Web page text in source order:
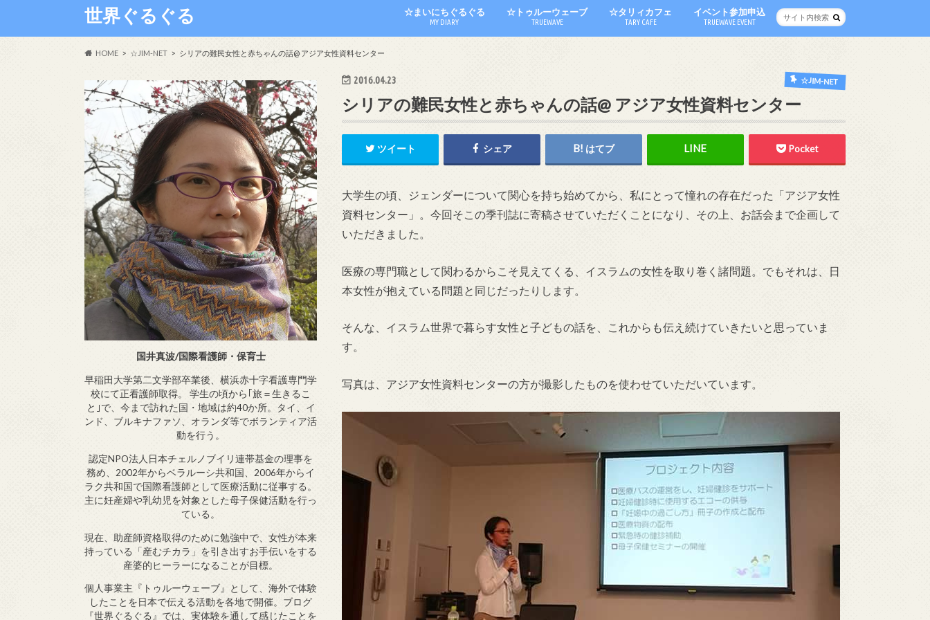
世界ぐるぐる ☆まいにちぐるぐる
MY DIARY
☆トゥルーウェーブ
TRUEWAVE
☆タリィカフェ
TARY CAFE
イベント参加申込
TRUEWAVE EVENT
HOME ☆JIM-NET シリアの難民女性と赤ちゃんの話@ アジア女性資料センター
2016.04.23 ☆JIM-NET
シリアの難民女性と赤ちゃんの話@ アジア女性資料センター
ツイート シェア はてブ Pocket
大学生の頃、ジェンダーについて関心を持ち始めてから、私にとって憧れの存在だった「アジア女性
資料センター」。今回そこの季刊誌に寄稿させていただくことになり、その上、お話会まで企画して
いただきました。
医療の専門職として関わるからこそ見えてくる、イスラムの女性を取り巻く諸問題。でもそれは、日
本女性が抱えている問題と同じだったりします。
そんな、イスラム世界で暮らす女性と子どもの話を、これからも伝え続けていきたいと思っていま
す。
写真は、アジア女性資料センターの方が撮影したものを使わせていただいています。
国井真波/国際看護師・保育士
早稲田大学第二文学部卒業後、横浜赤十字看護専門学
校にて正看護師取得。 学生の頃から｢旅＝生きるこ
と｣で、今まで訪れた国・地域は約40か所。タイ、イ
ンド、ブルキナファソ、オランダ等でボランティア活
動を行う。
認定NPO法人日本チェルノブイリ連帯基金の理事を
務め、2002年からベラルーシ共和国、2006年からイ
ラク共和国で国際看護師として医療活動に従事する。
主に妊産婦や乳幼児を対象とした母子保健活動を行っ
ている。
現在、助産師資格取得のために勉強中で、女性が本来
持っている「産むチカラ」を引き出すお手伝いをする
産婆的ヒーラーになることが目標。
個人事業主『トゥルーウェーブ』として、海外で体験
したことを日本で伝える活動を各地で開催。ブログ
『世界ぐるぐる』では、実体験を通して感じたことを